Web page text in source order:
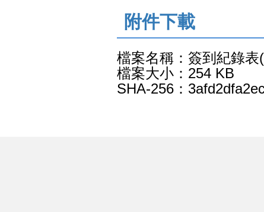
附件下載
檔案名稱：簽到紀錄
檔案大小：254 KB
SHA-256：